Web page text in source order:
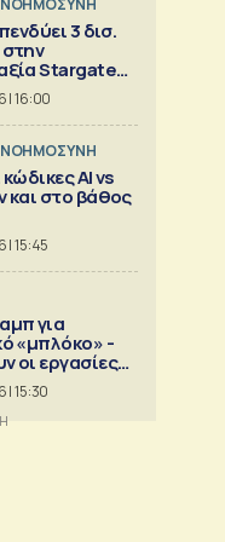
3 δισ.
Stargate
δεδομένων
| 16:00
κώδικες AI vs
και στο βάθος
15:45
για
«μπλόκο» -
οι εργασίες
15:30